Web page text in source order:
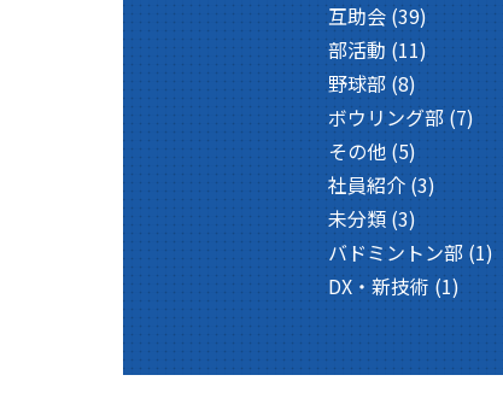
互助会 (39)
部活動 (11)
野球部 (8)
ボウリング部(7)
その他 (5)
社員紹介(3)
未分類 (3)
バドミントン部 (1)
DX・新技術 (1)